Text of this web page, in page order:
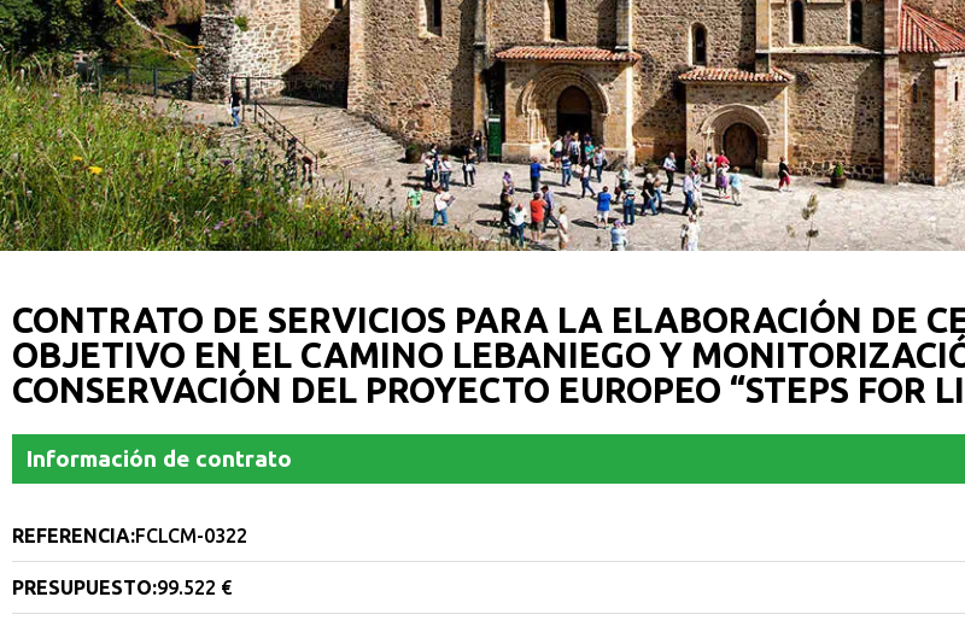
CONTRATO DE SERVICIOS PARA LA ELABORACIÓN DE
OBJETIVO EN EL CAMINO LEBANIEGO Y
CONSERVACIÓN DEL PROYECTO EUROPEO “STEPS FOR
Información de contrato
REFERENCIA:FCLCM-0322
PRESUPUESTO:99.522 €